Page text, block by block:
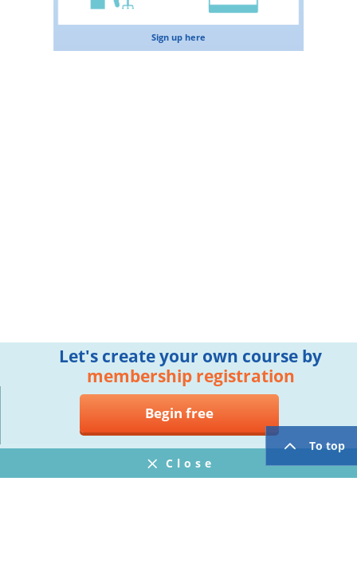
Sign up here
To top
Let's create your own course by
membership registration
Begin free
Close